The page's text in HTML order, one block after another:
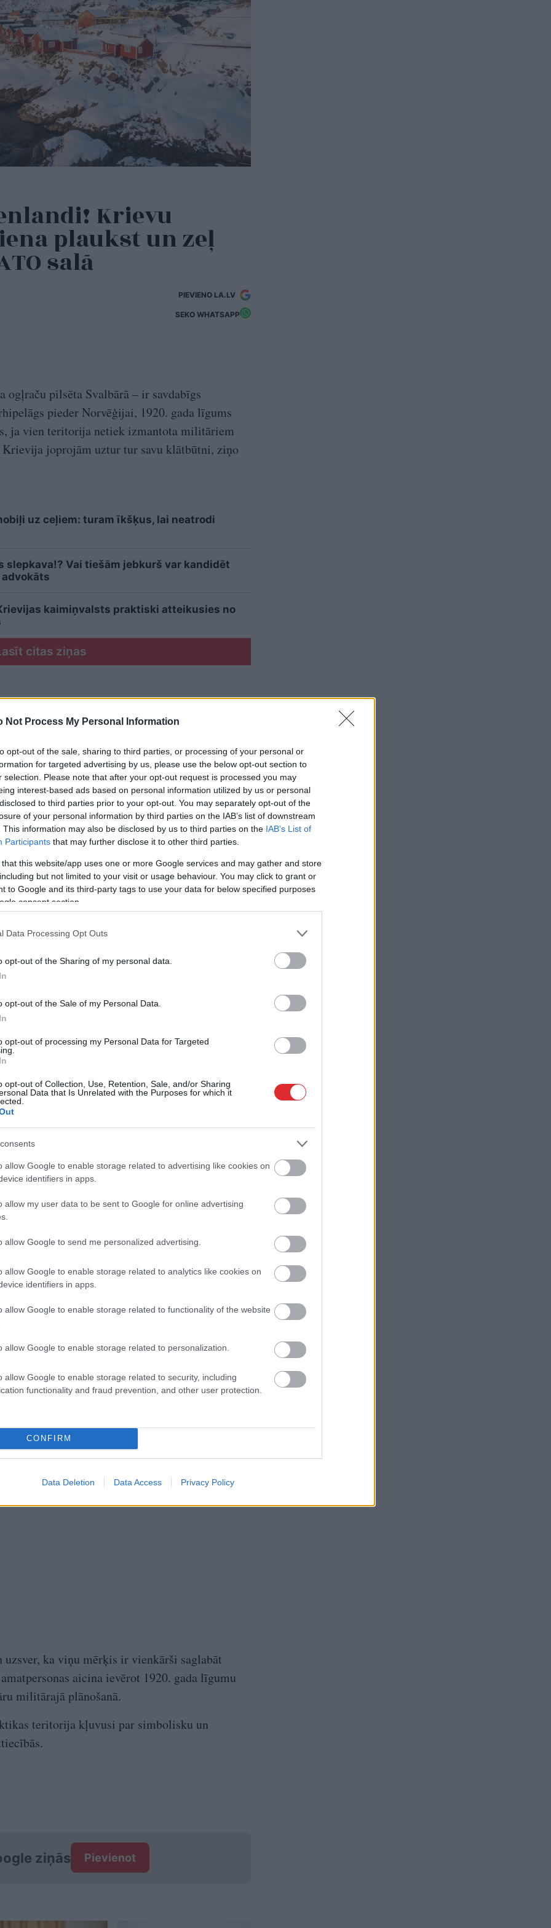
Not Process My Personal Information
opt-out of the sale, sharing to third parties, or processing of your personal or
for targeted advertising by us, please use the below opt-out section to
selection. Please note that after your opt-out request is processed you may
interest-based ads based on personal information utilized by us or personal
to third parties prior to your opt-out. You may separately opt-out of the
of your personal information by third parties on the IAB’s list of downstream
This information may also be disclosed by us to third parties on the IAB’s List of
Participants that may further disclose it to other third parties.
that this website/app uses one or more Google services and may gather and store
but not limited to your visit or usage behaviour. You may click to grant or
to Google and its third-party tags to use your data for below specified purposes
consent section.
Data Processing Opt Outs
opt-out of the Sharing of my personal data.
opt-out of the Sale of my Personal Data.
opt-out of processing my Personal Data for Targeted
opt-out of Collection, Use, Retention, Sale, and/or Sharing
Data that Is Unrelated with the Purposes for which it
allow Google to enable storage related to advertising like cookies on
identifiers in apps.
allow my user data to be sent to Google for online advertising
allow Google to send me personalized advertising.
allow Google to enable storage related to analytics like cookies on
identifiers in apps.
allow Google to enable storage related to functionality of the website
allow Google to enable storage related to personalization.
allow Google to enable storage related to security, including
functionality and fraud prevention, and other user protection.
CONFIRM
Data Deletion Data Access Privacy Policy
Krievu
plaukst un zeļ
salā
PIEVIENO LA.LV
SEKO WHATSAPP
ogļraču pilsēta Svalbārā – ir savdabīgs
pieder Norvēģijai, 1920. gada līgums
ja vien teritorija netiek izmantota militāriem
joprojām uztur tur savu klātbūtni, ziņo
uz ceļiem: turam īkšķus, lai neatrodi
slepkava!? Vai tiešām jebkurš var kandidēt
advokāts
kaimiņvalsts praktiski atteikusies no
citas ziņas
pēc Krievijas mācību programmas, ielās
simboli un sienu gleznojumi ar saukļiem
bija daudz lielāka un kalpoja kā sociālisma
šodien ogļrūpniecība ir sarukusi un kļuvusi
nevis ekonomikai, bet drošībai. Arktika
tā ir gan potenciāls īsākais ceļš
ar bagātīgiem dabas resursiem.
palielina patruļas, pastiprina
retzemju metālu izpēti. 2026. gads pat
gadu”.
Smaga nakts
sagrautas
un ievainoti
“Mēsturpināmies!”
lepnumu atrāda savu
Oslo suverenitāti pār arhipelāgu, bet
par nepieciešamību stiprināt militāro
konflikta gadījumā starp NATO un Krieviju
spriedzes punktiem.
ka viņu mērķis ir vienkārši saglabāt
aicina ievērot 1920. gada līgumu
militārajā plānošanā.
teritorija kļuvusi par simbolisku un
ziņās Pievienot